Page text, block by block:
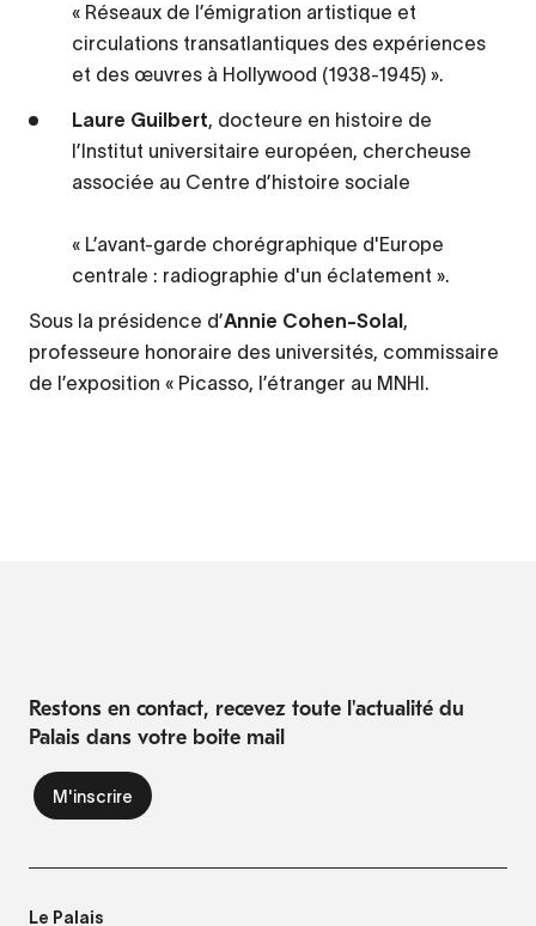
« Réseaux de l’émigration artistique et
circulations transatlantiques des expériences
et des œuvres à Hollywood (1938-1945) ».
Laure Guilbert, docteure en histoire de
l’Institut universitaire européen, chercheuse
associée au Centre d’histoire sociale
« L’avant-garde chorégraphique d'Europe
centrale : radiographie d'un éclatement ».
Sous la présidence d’Annie Cohen-Solal ,
professeure honoraire des universités, commissaire
de l’exposition « Picasso, l’étranger au MNHI.
Restons en contact, recevez toute l'actualité du
Palais dans votre boite mail
Le Palais